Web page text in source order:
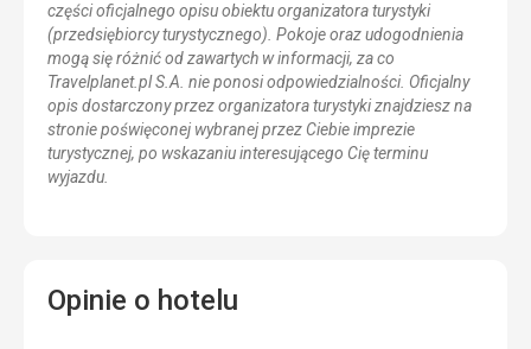
części oficjalnego opisu obiektu organizatora turystyki
(przedsiębiorcy turystycznego). Pokoje oraz udogodnienia
mogą się różnić od zawartych w informacji, za co
Travelplanet.pl S.A. nie ponosi odpowiedzialności. Oficjalny
opis dostarczony przez organizatora turystyki znajdziesz na
stronie poświęconej wybranej przez Ciebie imprezie
turystycznej, po wskazaniu interesującego Cię terminu
wyjazdu.
Opinie o hotelu